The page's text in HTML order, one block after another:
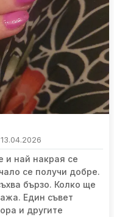
13.04.2026
и най накрая се
се получи добре.
бързо. Колко ще
Един съвет
и другите